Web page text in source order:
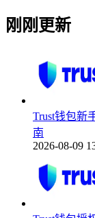
刚刚更新
Trust钱包新
南
2026-08-09